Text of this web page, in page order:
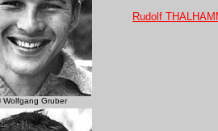
Wolfgang Gruber
Rudolf